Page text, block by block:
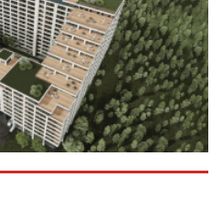
11 ժամ առաջ
խնդրանքը՝ օգտագործել
դեմ հարվшծները
11 ժամ առաջ
էլեկտրաէներգիայի